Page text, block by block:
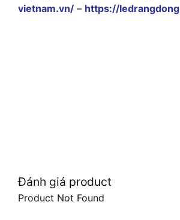
vietnam.vn/ – https://
Đánh giá product
Product Not Found